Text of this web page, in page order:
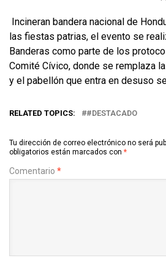
Incineran bandera nacional de
las fiestas patrias, el evento se
Banderas como parte de los
Comité Cívico, donde se remplaza
y el pabellón que entra en desuso
RELATED TOPICS: #DESTACADO
Tu dirección de correo electrónico no será
obligatorios están marcados con *
Comentario *